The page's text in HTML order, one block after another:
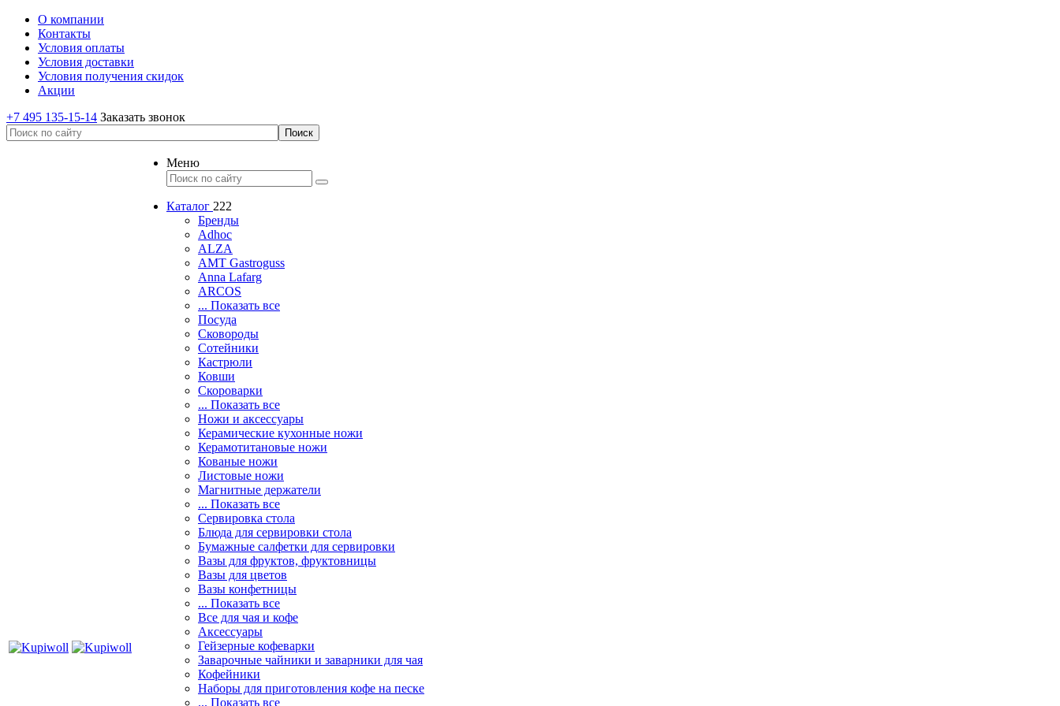
О компании
Контакты
Условия оплаты
Условия доставки
Условия получения скидок
Акции
+7 495 135-15-14 Заказать звонок
Меню
Каталог 222
Бренды
Adhoc
ALZA
AMT Gastroguss
Anna Lafarg
ARCOS
... Показать все
Посуда
Сковороды
Сотейники
Кастрюли
Ковши
Скороварки
... Показать все
Ножи и аксессуары
Керамические кухонные ножи
Керамотитановые ножи
Кованые ножи
Листовые ножи
Магнитные держатели
... Показать все
Сервировка стола
Блюда для сервировки стола
Бумажные салфетки для сервировки
Вазы для фруктов, фруктовницы
Вазы для цветов
Вазы конфетницы
... Показать все
Все для чая и кофе
Аксессуары
Гейзерные кофеварки
Заварочные чайники и заварники для чая
Кофейники
Наборы для приготовления кофе на песке
... Показать все